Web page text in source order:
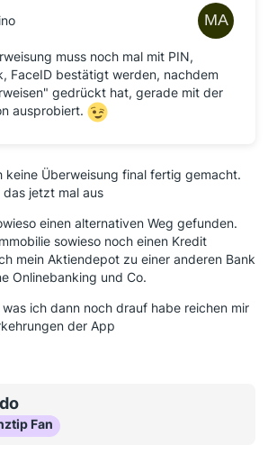
muss noch mal mit PIN,
FaceID bestätigt werden, nachdem
gedrückt hat, gerade mit der
ausprobiert.
keine Überweisung final fertig gemacht.
jetzt mal aus
einen alternativen Weg gefunden.
sowieso noch einen Kredit
mein Aktiendepot zu einer anderen Bank
Onlinebanking und Co.
was ich dann noch drauf habe reichen mir
der App
Fan